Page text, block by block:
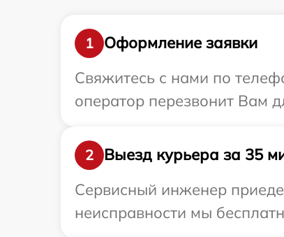
1
Оформление заявки
Свяжитесь с нами по
оператор перезвонит Вам
2
Выезд курьера за 35
Сервисный инженер
неисправности мы